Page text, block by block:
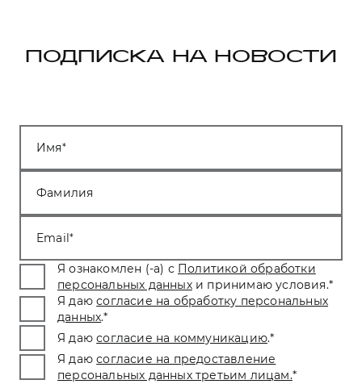
ПОДПИСКА НА НОВОСТИ
Имя
Фамилия
Email
Я ознакомлен (-а) с Политикой обработки
персональных данных и принимаю условия.*
Я даю согласие на обработку персональных
данных.*
Я даю согласие на коммуникацию.*
Я даю согласие на предоставление
персональных данных третьим лицам.*